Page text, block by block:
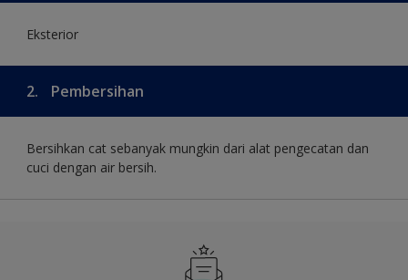
Eksterior
2. Pembersihan
Bersihkan cat sebanyak mungkin dari alat pengecatan dan
cuci dengan air bersih.